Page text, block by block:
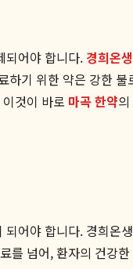
되어야 합니다. 경희온
기 위한 약은 강한
것이 바로 마곡 한약
어야 합니다. 경희온
넘어, 환자의 건강